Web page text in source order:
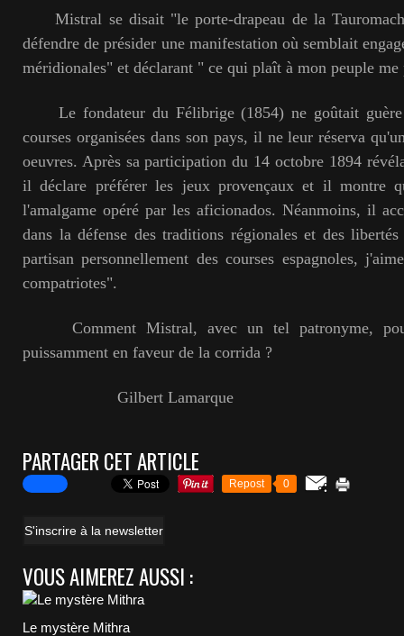
Mistral se disait "le porte-drapeau de la
défendre de présider une manifestation où semblait
méridionales" et déclarant " ce qui plaît à mon peuple
Le fondateur du Félibrige (1854) ne goûtait guère
courses organisées dans son pays, il ne leur réserva
oeuvres. Après sa participation du 14 octobre 1894
il déclare préférer les jeux provençaux et il montre
l'amalgame opéré par les aficionados. Néanmoins, il
dans la défense des traditions régionales et des
partisan personnellement des courses espagnoles,
compatriotes".
Comment Mistral, avec un tel patronyme,
puissamment en faveur de la corrida ?
Gilbert Lamarque
PARTAGER CET ARTICLE
Repost 0
S'inscrire à la newsletter
VOUS AIMEREZ AUSSI :
Le mystère Mithra